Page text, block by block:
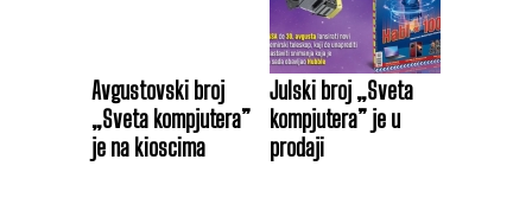
Avgustovski broj
„Sveta kompjutera”
je na kioscima
Julski broj „Sveta
kompjutera” je u
prodaji